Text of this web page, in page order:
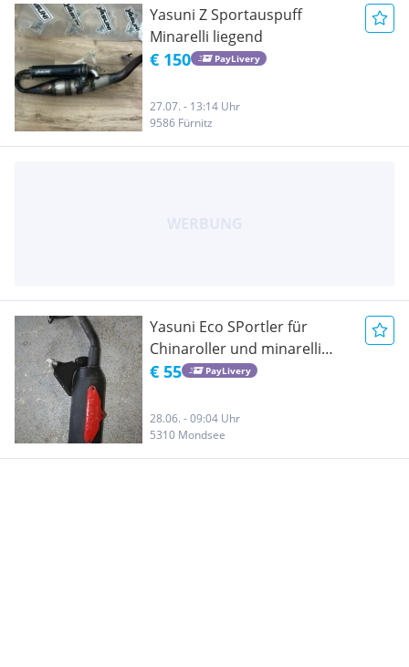
Yasuni Z Sportauspuff
Minarelli liegend
€ 150 PayLivery
27.07. - 13:14 Uhr
9586 Fürnitz
Yasuni Eco SPortler für
Chinaroller und minarelli
liegend Motoren
€ 55 PayLivery
28.06. - 09:04 Uhr
5310 Mondsee